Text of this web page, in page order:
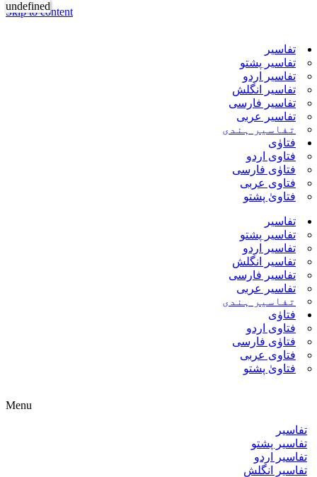
Skip to content
تفاسیر
تفاسیر پشتو
تفاسیر اردو
تفاسیر انگلش
تفاسیر فارسی
تفاسیر عربی
تفاسیر ہندی
فتاوٰی
فتاوی اردو
فتاوٰی فارسی
فتاوی عربی
فتاویٰ پشتو
تفاسیر
تفاسیر پشتو
تفاسیر اردو
تفاسیر انگلش
تفاسیر فارسی
تفاسیر عربی
تفاسیر ہندی
فتاوٰی
فتاوی اردو
فتاوٰی فارسی
فتاوی عربی
فتاویٰ پشتو
Menu
تفاسیر
تفاسیر پشتو
تفاسیر اردو
تفاسیر انگلش
undefined